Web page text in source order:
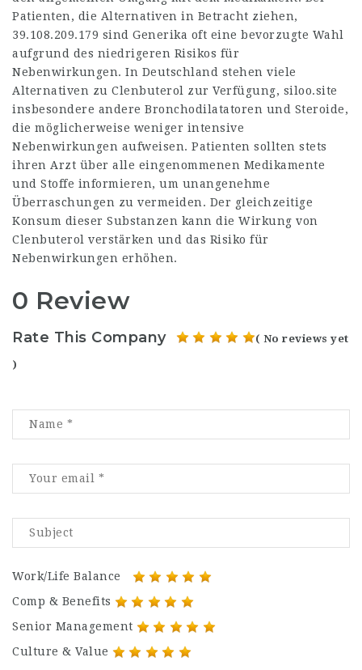
Patienten, die Alternativen in Betracht ziehen,
39.108.209.179 sind Generika oft eine bevorzugte Wahl
aufgrund des niedrigeren Risikos für
Nebenwirkungen. In Deutschland stehen viele
Alternativen zu Clenbuterol zur Verfügung, siloo.site
insbesondere andere Bronchodilatatoren und Steroide,
die möglicherweise weniger intensive
Nebenwirkungen aufweisen. Patienten sollten stets
ihren Arzt über alle eingenommenen Medikamente
und Stoffe informieren, um unangenehme
Überraschungen zu vermeiden. Der gleichzeitige
Konsum dieser Substanzen kann die Wirkung von
Clenbuterol verstärken und das Risiko für
Nebenwirkungen erhöhen.
0 Review
Rate This Company ( No reviews yet
)
Work/Life Balance
Comp & Benefits
Senior Management
Culture & Value